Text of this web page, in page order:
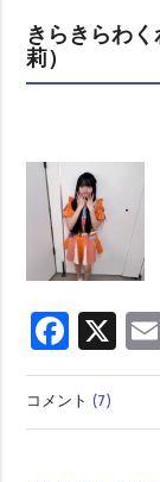
きらきらわ
莉）
X
コメント(7)